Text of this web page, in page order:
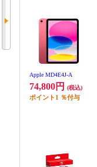
Apple MD4E4J-A
74,800円 (税込)
ポイント 1 ％付与
【クーポン対象外】 Sony ヘッド
ホン ワイヤレスノイズキャンセリ
ングステレオヘッドセット【Bluet
59,400円